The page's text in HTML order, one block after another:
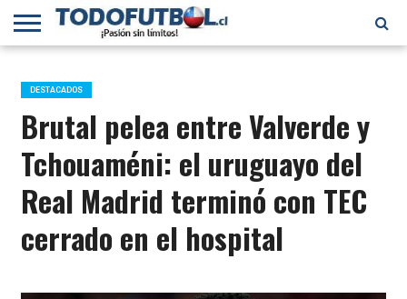
PRIMERA
B
SELECCIÓN
CHILENA
CHILENOS
EN EL
MUNDO
FÚTBOL
INTERNACIONAL
DESTACADOS
Brutal pelea entre Valverde y
Tchouaméni: el uruguayo del
Real Madrid terminó con TEC
cerrado en el hospital